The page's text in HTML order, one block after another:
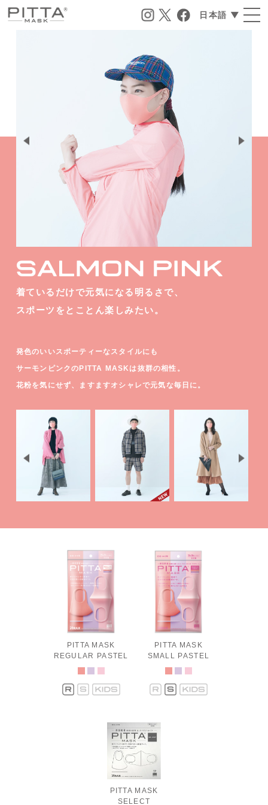
日本語 ▼
着ているだけで元気になる明るさで、
スポーツをとことん楽しみたい。
発色のいいスポーティーなスタイルにも
サーモンピンクのPITTA MASKは抜群の相性。
花粉を気にせず、ますますオシャレで元気な毎日に。
PITTA MASK
REGULAR PASTEL
PITTA MASK
SMALL PASTEL
PITTA MASK
SELECT